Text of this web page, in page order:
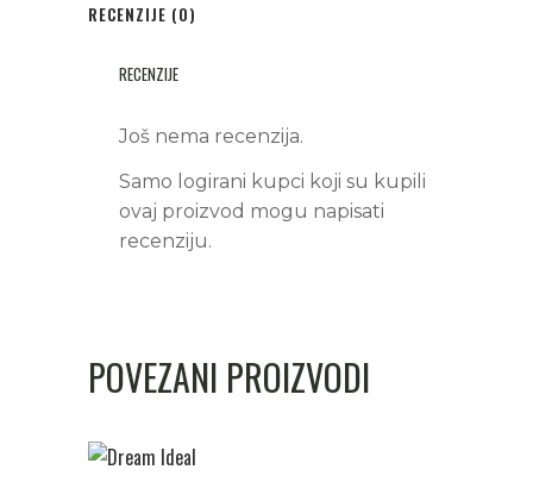
RECENZIJE (0)
RECENZIJE
Još nema recenzija.
Samo logirani kupci koji su kupili
ovaj proizvod mogu napisati
recenziju.
POVEZANI PROIZVODI